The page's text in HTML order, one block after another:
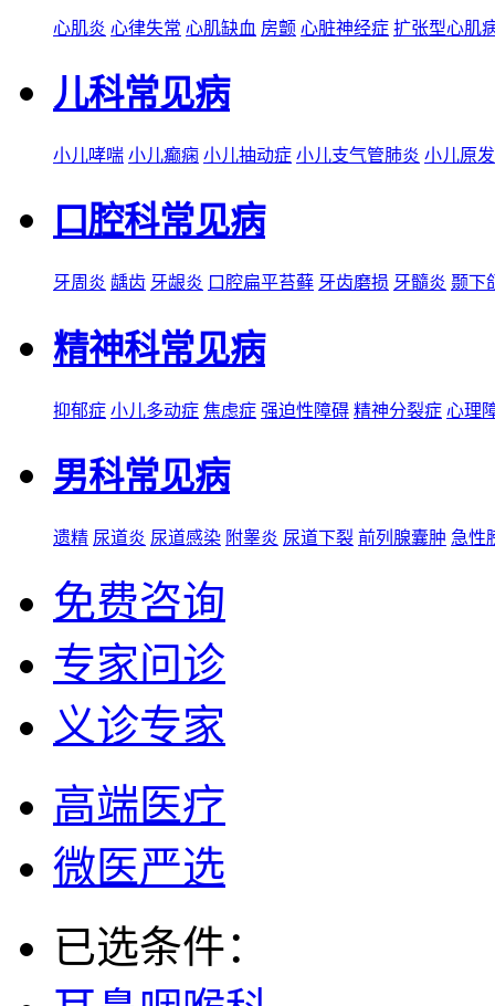
心肌炎 心律失常 心肌缺血 房颤 心脏神经症 扩张型心肌
儿科常见病
小儿哮喘 小儿癫痫 小儿抽动症 小儿支气管肺炎 小儿原
口腔科常见病
牙周炎 龋齿 牙龈炎 口腔扁平苔藓 牙齿磨损 牙髓炎 颞下
精神科常见病
抑郁症 小儿多动症 焦虑症 强迫性障碍 精神分裂症 心理
男科常见病
遗精 尿道炎 尿道感染 附睾炎 尿道下裂 前列腺囊肿 急性
免费咨询
专家问诊
义诊专家
高端医疗
微医严选
已选条件：